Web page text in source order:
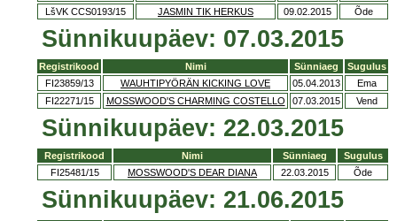
LšVK CCS0193/15
JASMIN TIK HERKUS 09.02.2015 Õde
Sünnikuupäev: 07.03.2015
Registrikood Nimi Sünniaeg
Sugulus
FI23859/13
WAUHTIPYÖRÄN KICKING LOVE 05.04.2013
Ema
FI22271/15
MOSSWOOD'S CHARMING COSTELLO 07.03.2015 Vend
Sünnikuupäev: 22.03.2015
Registrikood Nimi Sünniaeg
Sugulus
FI25481/15
MOSSWOOD'S DEAR DIANA 22.03.2015 Õde
Sünnikuupäev: 21.06.2015